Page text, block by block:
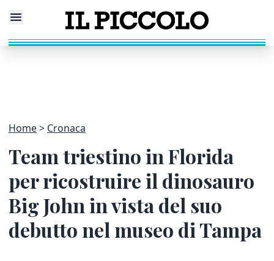
Home Cronaca
Team triestino in Florida
per ricostruire il dinosauro
Big John in vista del suo
debutto nel museo di Tampa